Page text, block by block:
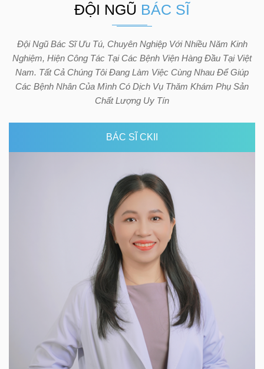
ĐỘI NGŨ BÁC SĨ
Đội Ngũ Bác Sĩ Ưu Tú, Chuyên Nghiệp Với Nhiều Năm Kinh
Nghiệm, Hiện Công Tác Tại Các Bệnh Viện Hàng Đầu Tại Việt
Nam. Tất Cả Chúng Tôi Đang Làm Việc Cùng Nhau Để Giúp
Các Bệnh Nhân Của Mình Có Dịch Vụ Thăm Khám Phụ Sản
Chất Lượng Uy Tín
BÁC SĨ CKII